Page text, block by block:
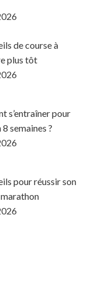
de course à
plus tôt
s’entraîner pour
8 semaines ?
pour réussir son